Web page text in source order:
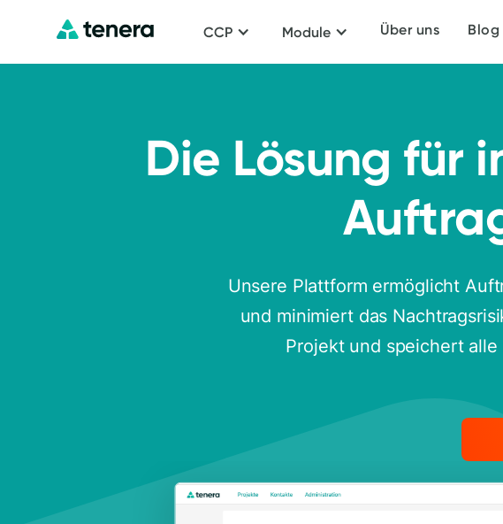
CCP Module Über uns Blog
Die Lösung für
Unsere Plattform ermöglicht
und minimiert das
Projekt und speichert